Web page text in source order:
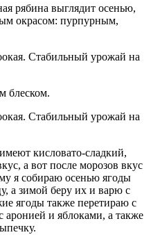
рябина выглядит осенью,
окрасом: пурпурным,
блеском.
кисловато-сладкий,
а вот после морозов вкус
я собираю осенью ягоды
а зимой беру их и варю с
ягоды также перетираю с
и яблоками, а также